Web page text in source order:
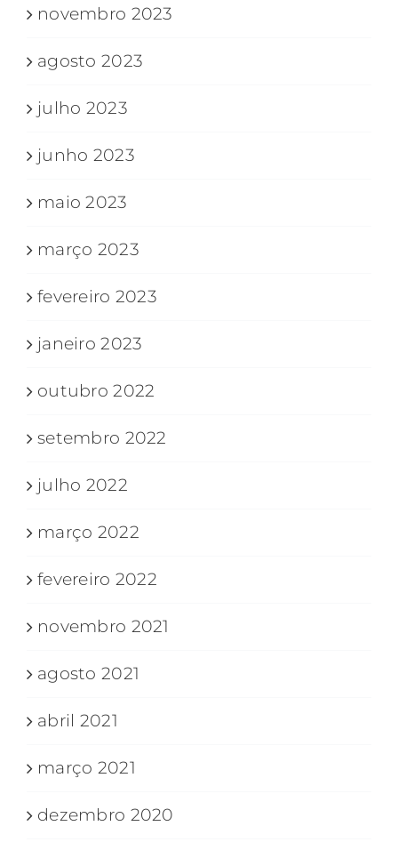
novembro 2023
agosto 2023
julho 2023
junho 2023
maio 2023
março 2023
fevereiro 2023
janeiro 2023
outubro 2022
setembro 2022
julho 2022
março 2022
fevereiro 2022
novembro 2021
agosto 2021
abril 2021
março 2021
dezembro 2020